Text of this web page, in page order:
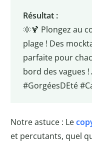
Résultat :
🌞🍹 Plongez au
plage ! Des
parfaite pour
bord des vagues !
#GorgéesDEté
Notre astuce : Le
et percutants, quel